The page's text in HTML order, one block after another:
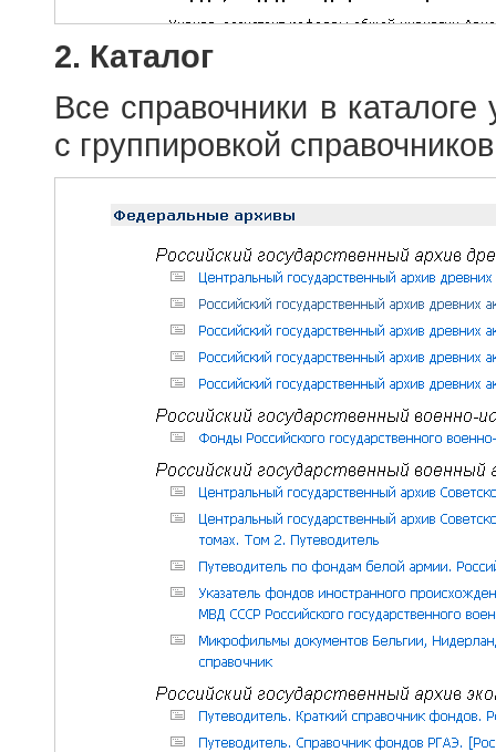
2. Каталог
Все справочники в
с группировкой